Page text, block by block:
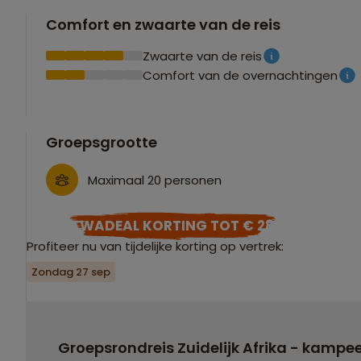
Comfort en zwaarte van de reis
Zwaarte van de reis
Comfort van de overnachtingen
Groepsgrootte
Maximaal 20 personen
SAWADEAL KORTING TOT € 280
Profiteer nu van tijdelijke korting op vertrek:
Zondag 27 sep
Groepsrondreis Zuidelijk Afrika -